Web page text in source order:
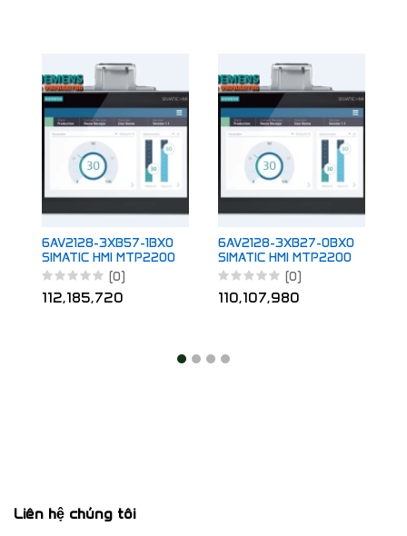
6AV2128-3XB57-1BX0
SIMATIC HMI MTP2200
Unified Comfort PRO
(0)
112,185,720
6AV2128-3XB27-0BX0
SIMATIC HMI MTP2200
Unified Comfort PRO
(0)
110,107,980
Liên hệ chúng tôi